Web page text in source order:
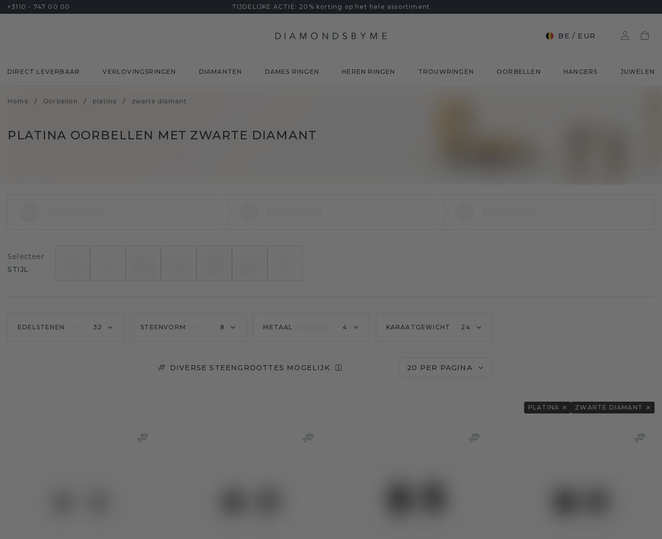
+3110 - 747 00 00 TIJDELIJKE ACTIE: 20% korting op het hele assortiment
BE / EUR
DIRECT LEVERBAAR VERLOVINGSRINGEN DIAMANTEN DAMES RINGEN HEREN RINGEN TROUWRINGEN OORBELLEN HANGERS JUWELEN
Home / Oorbellen / platina / zwarte diamant
PLATINA OORBELLEN MET ZWARTE DIAMANT
Selecteer
STIJL
EDELSTENEN 32 STEENVORM 8 METAAL 4 KARAATGEWICHT 24
DIVERSE STEENGROOTTES MOGELIJK 20 PER PAGINA
PLATINA ZWARTE DIAMANT